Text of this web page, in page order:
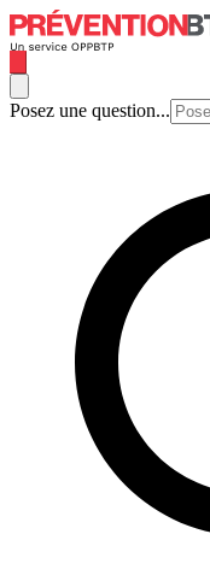
Posez une question...